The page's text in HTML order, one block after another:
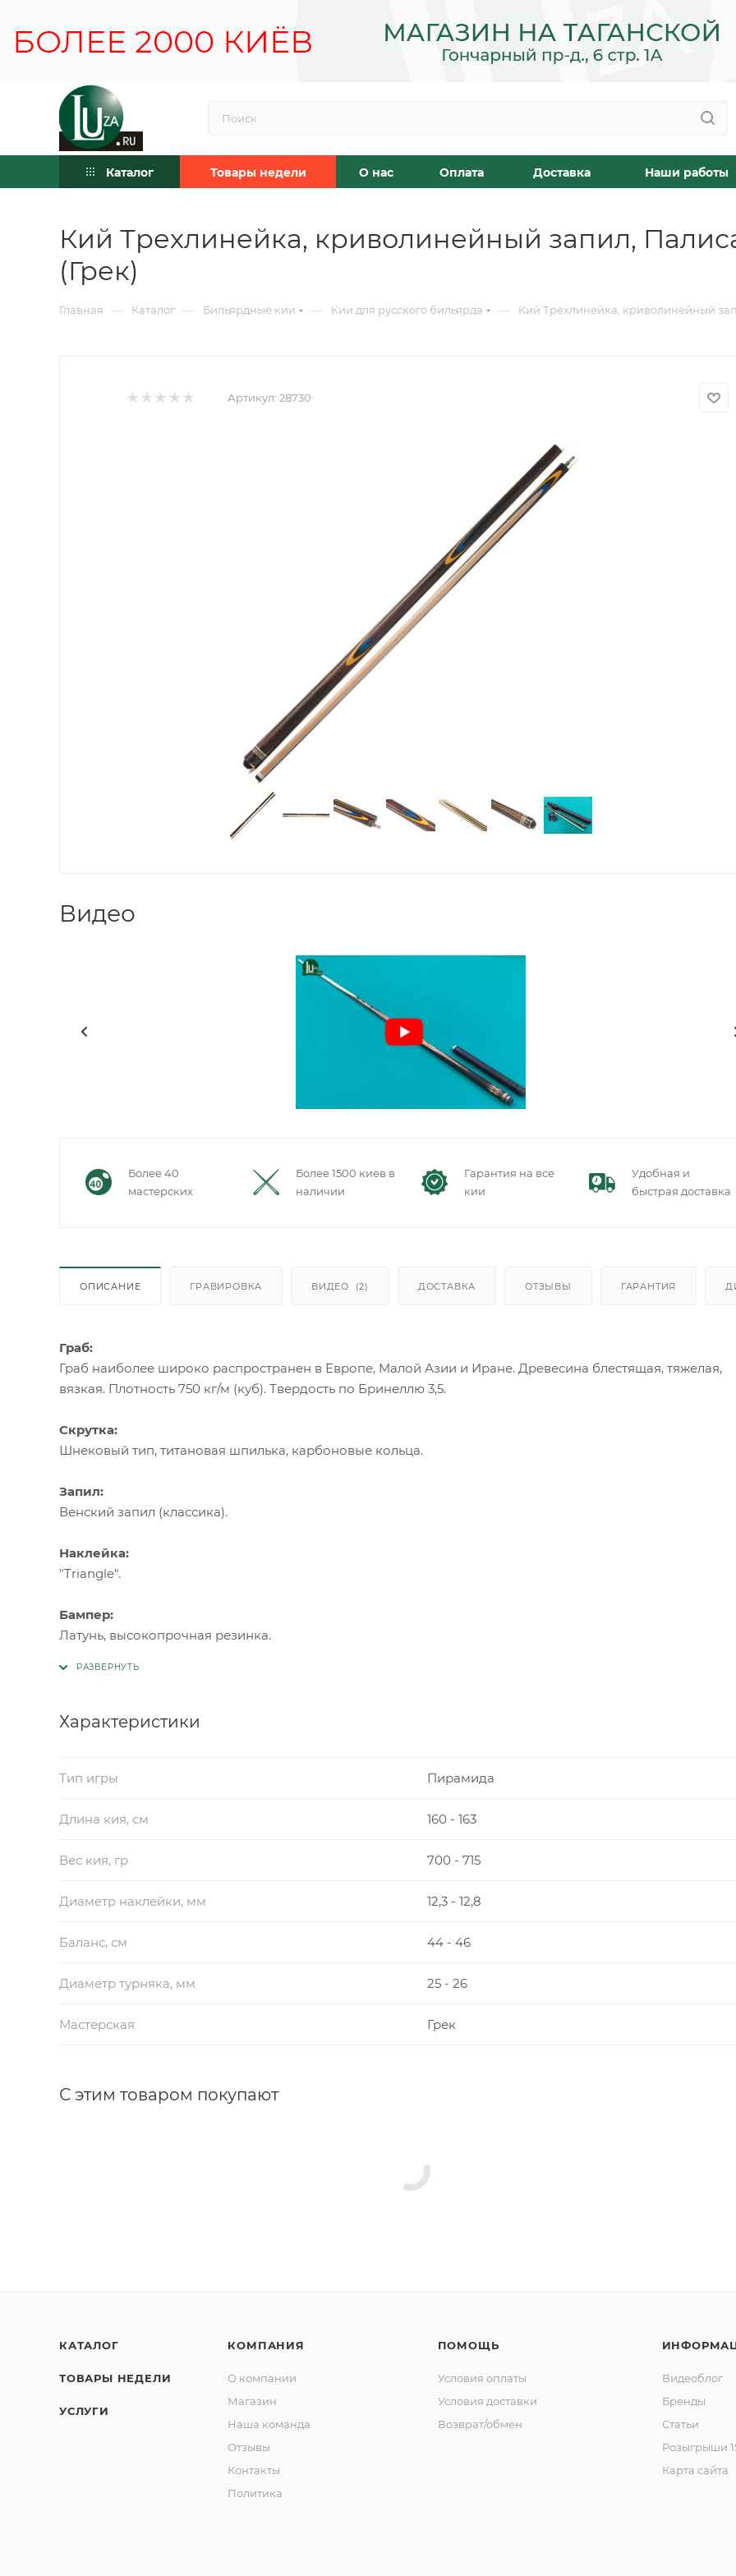
Каталог Товары недели О нас Оплата Доставка Наши работы
Кий Трехлинейка, криволинейный запил,
(Грек)
Главная — Каталог — Бильярдные кии — Кии для русского бильярда — Кий Трехлинейка, криволинейный
Артикул: 28730
Видео
Более 40
мастерских
Более 1500 киев в
наличии
Гарантия на все
кии
Удобная и
быстрая доставка
ОПИСАНИЕ ГРАВИРОВКА ВИДЕО (2) ДОСТАВКА ОТЗЫВЫ ГАРАНТИЯ
Граб:
Граб наиболее широко распространен в Европе, Малой Азии и Иране. Древесина блестящая, тяжелая,
вязкая. Плотность 750 кг/м (куб). Твердость по Бринеллю 3,5.
Скрутка:
Шнековый тип, титановая шпилька, карбоновые кольца.
Запил:
Венский запил (классика).
Наклейка:
"Triangle".
Бампер:
Латунь, высокопрочная резинка.
Характеристики
Тип игры Пирамида
Длина кия, см 160 - 163
Вес кия, гр 700 - 715
Диаметр наклейки, мм 12,3 - 12,8
Баланс, см 44 - 46
Диаметр турняка, мм 25 - 26
Мастерская Грек
С этим товаром покупают
КАТАЛОГ
ТОВАРЫ НЕДЕЛИ
УСЛУГИ
КОМПАНИЯ
О компании
Магазин
Наша команда
Отзывы
Контакты
Политика
ПОМОЩЬ
Условия оплаты
Условия доставки
Возврат/обмен
Видеоблог
Бренды
Статьи
Розыгрыши
Карта сайта